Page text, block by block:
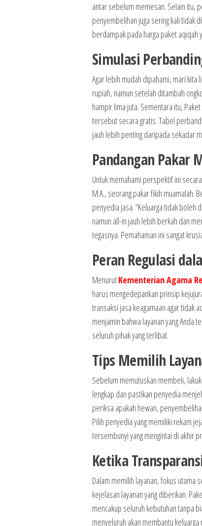
antar sebelum memesan. Selain itu,
penyembelihan juga sering kali tidak
berdampak pada harga paket aqiqah
Simulasi
Agar lebih mudah dipahami, mari kita
rupiah, namun setelah ditambah
hampir lima juta. Sementara itu,
tersebut secara gratis. Tabel
jauh lebih penting daripada sekadar
Pandangan Pakar
Untuk memahami perspektif ini
M.A., seorang pakar fikih muamalah.
penyedia jasa. “Keluarga tidak boleh
namun all-in jauh lebih berkah dan
tegasnya. Pemahaman ini sangat
Peran Regulasi
MenurutKementerian Agama
harus mengedepankan prinsip
transaksi jasa keagamaan agar tidak
menjamin bahwa layanan yang Anda
seluruh pihak yang terlibat.
Tips Memilih
Sebelum memutuskan membeli,
lengkap dan pastikan penyedia
periksa apakah hewan,
Pilih penyedia yang memiliki rekam
tersembunyi yang mengintai di akhir
Ketika
Dalam memilih layanan, fokus utama
kejelasan layanan yang diberikan.
mencakup seluruh kebutuhan tanpa
menyeluruh akan membantu